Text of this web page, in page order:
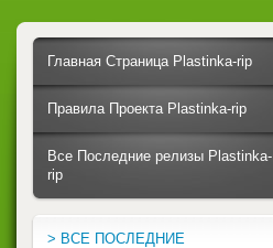
Главная Страница Plastinka-rip
Правила Проекта Plastinka-rip
Все Последние релизы Plastinka-
rip
> ВСЕ ПОСЛЕДНИЕ